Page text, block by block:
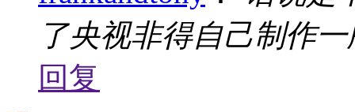
了央视非得自己制作一
回复